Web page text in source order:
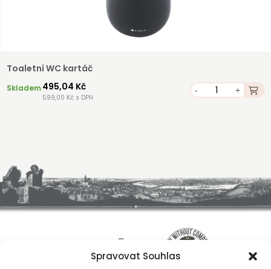
Spravovat Souhlas
Toaletní WC kartáč
Skladem495,04 Kč
599,00 Kč s DPH
- +